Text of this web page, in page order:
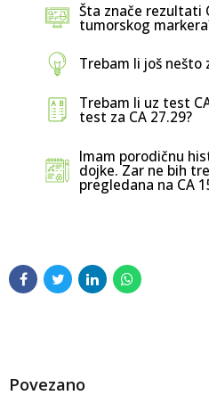
progesteron
Šta znače rezultati
tumorskog
Trebam li još nešto
Trebam li uz test
test za CA 27.29?
Imam porodičnu
dojke. Zar ne bih
pregledana na CA
Povezano